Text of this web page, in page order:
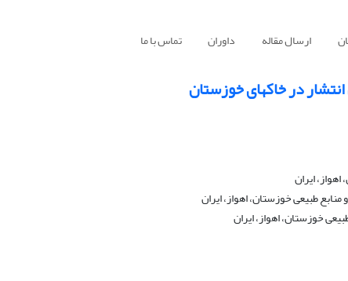
ارسال مقاله داوران تماس با ما
در خاکهای خوزستان
ایران
طبیعی خوزستان، اهواز، ایران
خوزستان، اهواز، ایران